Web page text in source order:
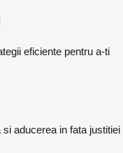
eficiente pentru a-ti
aducerea in fata justitiei